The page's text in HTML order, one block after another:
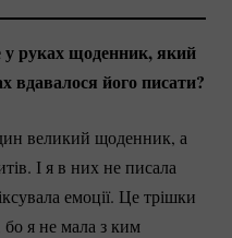
руках щоденник, який
вдавалося його писати?
великий щоденник, а
І я в них не писала
емоції. Це трішки
я не мала з ким